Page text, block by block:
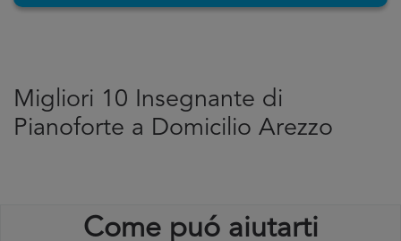
Migliori 10 Insegnante di
Pianoforte a Domicilio Arezzo
Come puó aiutarti